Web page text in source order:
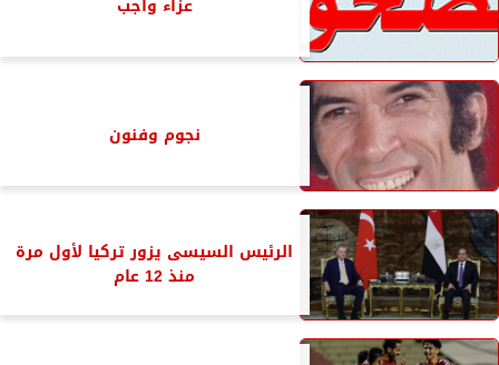
عزاء واجب
نجوم وفنون
الرئيس السيسى يزور تركيا لأول مرة
منذ 12 عام